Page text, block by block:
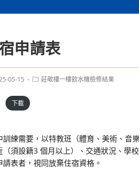
申請表
05-15
Post莊敬樓一樓飲水機檢修結果
下載
訓練需要，以特教班（體育、美術、音
（須設籍3 個月以上）、交通狀況、學
表者，視同放棄住宿資格。